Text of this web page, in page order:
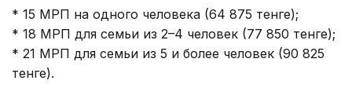
* 15 МРП на одного человека (64 875 тенге);
* 18 МРП для семьи из 2–4 человек (77 850 тенге);
* 21 МРП для семьи из 5 и более человек (90 825
тенге).